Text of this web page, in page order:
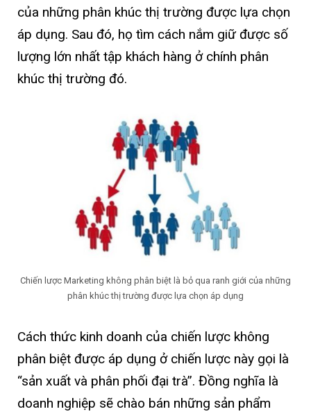
của những phân khúc thị trường được lựa chọn
áp dụng. Sau đó, họ tìm cách nắm giữ được số
lượng lớn nhất tập khách hàng ở chính phân
khúc thị trường đó.
Chiến lược Marketing không phân biệt là bỏ qua ranh giới của những
phân khúc thị trường được lựa chọn áp dụng
Cách thức kinh doanh của chiến lược không
phân biệt được áp dụng ở chiến lược này gọi là
“sản xuất và phân phối đại trà”. Đồng nghĩa là
doanh nghiệp sẽ chào bán những sản phẩm